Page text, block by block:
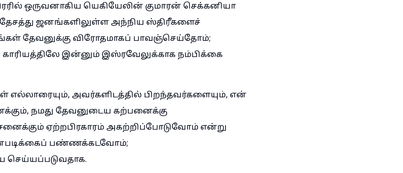
ஒருவனாகிய யெகியேலின் குமாரன் செக்கனியா
ஜனங்களிலுள்ள அந்நிய ஸ்திரீகளைச்
தேவனுக்கு விரோதமாகப் பாவஞ்செய்தோம்;
இன்னும் இஸ்ரவேலுக்காக நம்பிக்கை
எல்லாரையும், அவர்களிடத்தில் பிறந்தவர்களையும், என்
நமது தேவனுடைய கற்பனைக்கு
ஏற்றபிரகாரம் அகற்றிப்போடுவோம் என்று
பண்ணக்கடவோம்;
செய்யப்படுவதாக.